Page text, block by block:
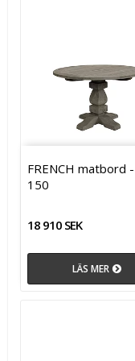
FRENCH matbord
150
18 910 SEK
LÄS MER